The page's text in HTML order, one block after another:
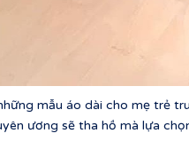
mẫu áo dài cho mẹ trẻ
ương sẽ tha hồ mà lựa